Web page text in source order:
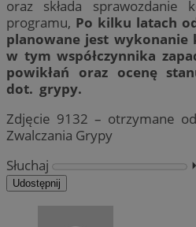
oraz składa sprawozdanie
programu, Po kilku latach
planowane jest wykonanie
w tym współczynnika
powikłań oraz ocenę
dot. grypy.
Zdjęcie 9132 – otrzymane
Zwalczania Grypy
Słuchaj
⏵︎
Udostępnij